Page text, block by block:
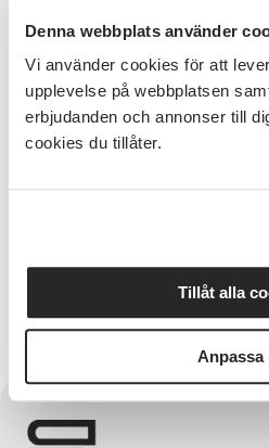
Denna webbplats använder
Vi använder cookies för att
upplevelse på webbplatsen
erbjudanden och annonser till
cookies du tillåter.
Tillåt alla
Anpassa
med glädje och ta inget för